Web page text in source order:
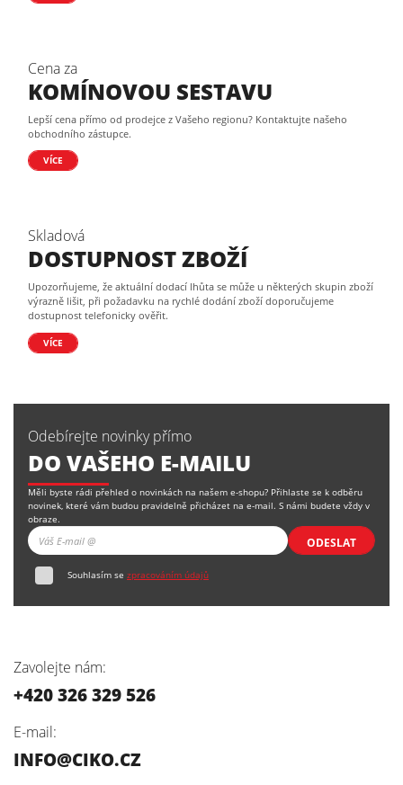
Cena za
KOMÍNOVOU SESTAVU
Lepší cena přímo od prodejce z Vašeho regionu? Kontaktujte našeho
obchodního zástupce.
VÍCE
Skladová
DOSTUPNOST ZBOŽÍ
Upozorňujeme, že aktuální dodací lhůta se může u některých skupin zboží
výrazně lišit, při požadavku na rychlé dodání zboží doporučujeme
dostupnost telefonicky ověřit.
VÍCE
Odebírejte novinky přímo
DO VAŠEHO E-MAILU
Měli byste rádi přehled o novinkách na našem e-shopu? Přihlaste se k odběru
novinek, které vám budou pravidelně přicházet na e-mail. S námi budete vždy v
obraze.
ODESLAT
Souhlasím se zpracováním údajů
Zavolejte nám:
+420 326 329 526
E-mail:
INFO@CIKO.CZ